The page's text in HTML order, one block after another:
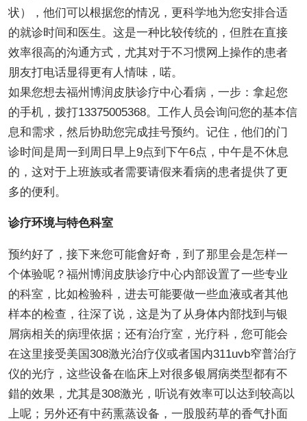
状），他们可以根据您的情况，更科学地为您安排合适
的就诊时间和医生。这是一种比较传统的，但胜在直接
效率很高的沟通方式，尤其对于不习惯网上操作的患者
朋友打电话显得更有人情味，喏。
如果您想去福州博润皮肤诊疗中心看病，一步：拿起您
的手机，拨打13375005368。工作人员会询问您的基本信
息和需求，然后协助您完成挂号预约。记住，他们的门
诊时间是周一到周日早上9点到下午6点，中午是不休息
的，这对于上班族或者需要请假来看病的患者提供了更
多的便利。
诊疗环境与特色科室
预约好了，接下来您可能會好奇，到了那里会是怎样一
个体验呢？福州博润皮肤诊疗中心内部设置了一些专业
的科室，比如检验科，进去可能要做一些血液或者其他
样本的检查，往深了说，这是为了从身体内部找到与银
屑病相关的病理依据；还有治疗室，光疗科，您可能会
在这里接受美国308激光治疗仪或者国内311uvb窄普治疗
仪的光疗，这些设备在临床上对很多银屑病类型都有不
錯的效果，尤其是308激光，听说有效率可以达到较高以
上呢；另外还有中药熏蒸设备，一股股药草的香气扑面